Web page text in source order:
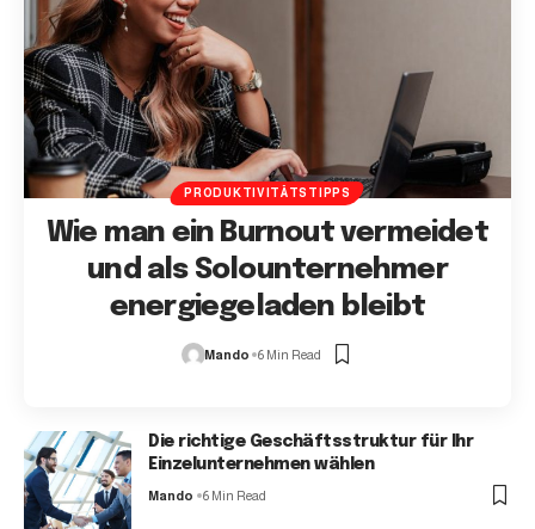
PRODUKTIVITÄTSTIPPS
Wie man ein Burnout vermeidet
und als Solounternehmer
energiegeladen bleibt
Mando 6 Min Read
Die richtige Geschäftsstruktur für Ihr
Einzelunternehmen wählen
Mando 6 Min Read